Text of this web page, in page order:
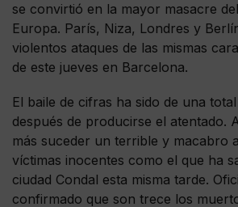
se convirtió en la mayor masacre
Europa. París, Niza, Londres y
violentos ataques de las mismas
de este jueves en Barcelona.
El baile de cifras ha sido de una
después de producirse el atentado.
más suceder un terrible y macabro
víctimas inocentes como el que ha
ciudad Condal esta misma tarde.
confirmado que son trece los